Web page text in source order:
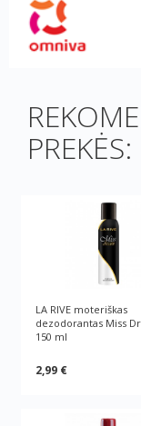
PREKĖS:
LA RIVE moteriškas
dezodorantas Miss
150 ml
2,99 €